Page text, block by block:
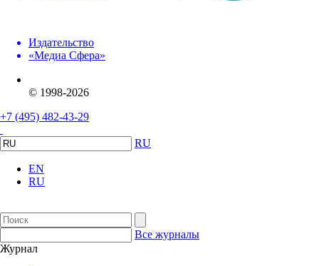
Издательство
«Медиа Сфера»
© 1998-2026
+7 (495) 482-43-29
RU
EN
RU
Все журналы
Журнал